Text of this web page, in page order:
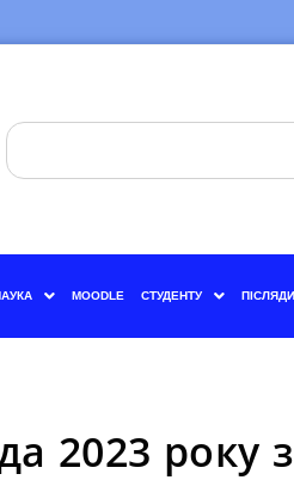
MOODLE СТУДЕНТУ
2023 року